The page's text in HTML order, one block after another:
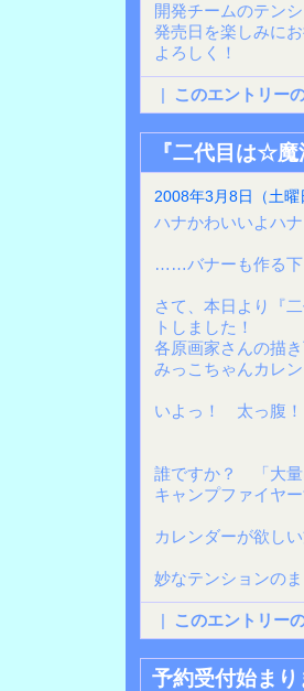
開発チームのテン
発売日を楽しみにお
よろしく！
| このエントリー
『二代目は☆
2008年3月8日（土曜
ハナかわいいよハナ
……バナーも作る下
さて、本日より『
トしました！
各原画家さんの描
みっこちゃんカレ
いよっ！ 太っ腹！
誰ですか？ 「大量
キャンプファイヤ
カレンダーが欲し
妙なテンションの
| このエントリー
予約受付始まり